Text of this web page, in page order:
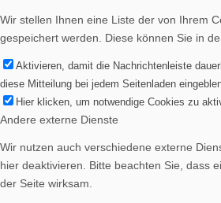
Spenden
Vereinsheim mieten
Wir stellen Ihnen eine Liste der von Ihrem
gespeichert werden. Diese können Sie in
Aktivieren, damit die Nachrichtenleiste
diese Mitteilung bei jedem Seitenladen
Hier klicken, um notwendige Cookies zu
Andere externe Dienste
Wir nutzen auch verschiedene externe
hier deaktivieren. Bitte beachten Sie, dass
der Seite wirksam.